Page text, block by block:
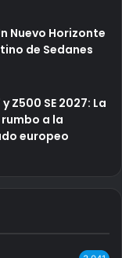
Nuevo Horizonte
de Sedanes
Z500 SE 2027: La
a la
europeo